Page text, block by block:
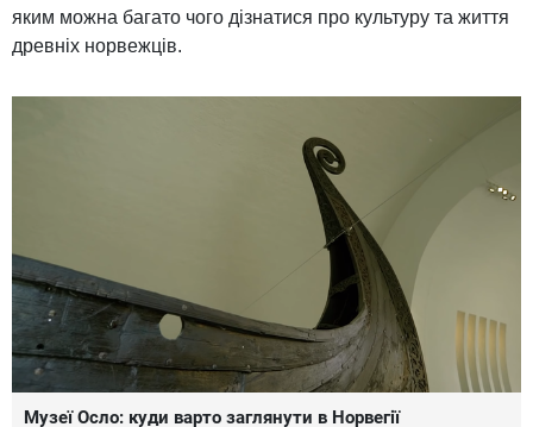
яким можна багато чого дізнатися про культуру та життя
древніх норвежців.
Музеї Осло: куди варто заглянути в Норвегії